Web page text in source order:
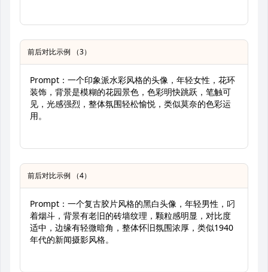
前后对比示例 （3）
Prompt：一个印象派水彩风格的头像，年轻女性，花环
装饰，背景是模糊的花园景色，色彩明快跳跃，笔触可
见，光感强烈，整体氛围轻松愉悦，类似莫奈的色彩运
用。
前后对比示例 （4）
Prompt：一个复古胶片风格的黑白头像，年轻男性，叼
着烟斗，背景有老旧的砖墙纹理，颗粒感明显，对比度
适中，边缘有轻微暗角，整体怀旧氛围浓厚，类似1940
年代的新闻摄影风格。